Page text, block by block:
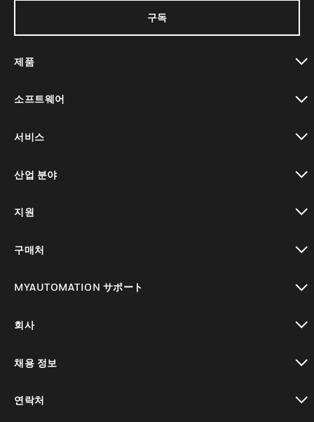
구독
제품
소프트웨어
서비스
산업 분야
지원
구매처
MYAUTOMATION サポート
회사
채용 정보
연락처